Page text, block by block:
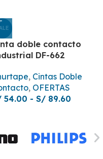
doble contacto
DF-662
, Cintas Doble
, OFERTAS
54.00 - S/ 89.60